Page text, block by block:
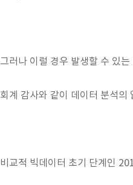
그러나 이럴 경우 발생할 수 있
회계 감사와 같이 데이터 분석의
비교적 빅데이터 초기 단계인